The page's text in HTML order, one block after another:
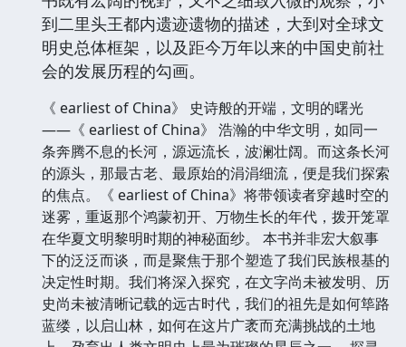
到二里头王都内遗迹遗物的描述，大到对全球文
明史总体框架，以及距今万年以来的中国史前社
会的发展历程的勾画。
《 earliest of China》 史诗般的开端，文明的曙光
——《 earliest of China》 浩瀚的中华文明，如同一
条奔腾不息的长河，源远流长，波澜壮阔。而这条长河
的源头，那最古老、最原始的涓涓细流，便是我们探索
的焦点。《 earliest of China》将带领读者穿越时空的
迷雾，重返那个鸿蒙初开、万物生长的年代，拨开笼罩
在华夏文明黎明时期的神秘面纱。 本书并非宏大叙事
下的泛泛而谈，而是聚焦于那个塑造了我们民族根基的
决定性时期。我们将深入探究，在文字尚未被发明、历
史尚未被清晰记载的远古时代，我们的祖先是如何筚路
蓝缕，以启山林，如何在这片广袤而充满挑战的土地